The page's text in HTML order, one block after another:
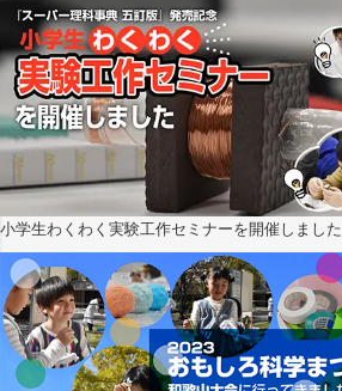
小学生わくわく実験工作セミナーを開催しました